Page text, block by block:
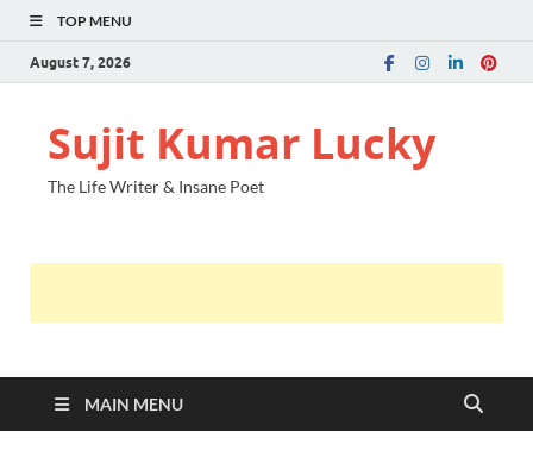
TOP MENU
August 7, 2026
Sujit Kumar Lucky
The Life Writer & Insane Poet
MAIN MENU